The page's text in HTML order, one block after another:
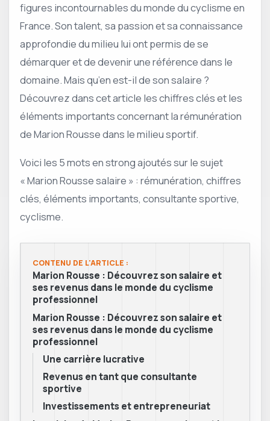
figures incontournables du monde du cyclisme en
France. Son talent, sa passion et sa connaissance
approfondie du milieu lui ont permis de se
démarquer et de devenir une référence dans le
domaine. Mais qu’en est-il de son salaire ?
Découvrez dans cet article les chiffres clés et les
éléments importants concernant la rémunération
de Marion Rousse dans le milieu sportif.
Voici les 5 mots en strong ajoutés sur le sujet
« Marion Rousse salaire » : rémunération, chiffres
clés, éléments importants, consultante sportive,
cyclisme.
CONTENU DE L'ARTICLE :
Marion Rousse : Découvrez son salaire et
ses revenus dans le monde du cyclisme
professionnel
Marion Rousse : Découvrez son salaire et
ses revenus dans le monde du cyclisme
professionnel
Une carrière lucrative
Revenus en tant que consultante
sportive
Investissements et entrepreneuriat